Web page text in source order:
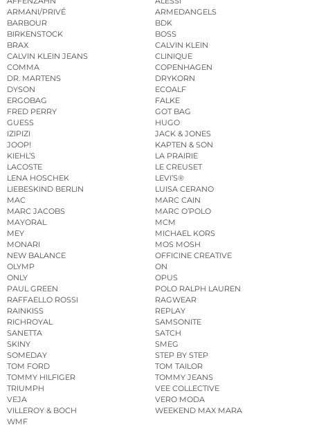
ARMANI/PRIVÉ
ARMEDANGELS
BARBOUR
BDK
BIRKENSTOCK
BOSS
BRAX
CALVIN KLEIN
CALVIN KLEIN JEANS
CLINIQUE
COMMA
COPENHAGEN
DR. MARTENS
DRYKORN
DYSON
ECOALF
ERGOBAG
FALKE
FRED PERRY
GOT BAG
GUESS
HUGO
IZIPIZI
JACK & JONES
JOOP!
KAPTEN & SON
KIEHL’S
LA PRAIRIE
LACOSTE
LE CREUSET
LENA HOSCHEK
LEVI’S®
LIEBESKIND BERLIN
LUISA CERANO
MAC
MARC CAIN
MARC JACOBS
MARC O’POLO
MAYORAL
MCM
MEY
MICHAEL KORS
MONARI
MOS MOSH
NEW BALANCE
OFFICINE CREATIVE
OLYMP
ON
ONLY
OPUS
PAUL GREEN
POLO RALPH LAUREN
RAFFAELLO ROSSI
RAGWEAR
RAINKISS
REPLAY
RICHROYAL
SAMSONITE
SANETTA
SATCH
SKINY
SMEG
SOMEDAY
STEP BY STEP
TOM FORD
TOM TAILOR
TOMMY HILFIGER
TOMMY JEANS
TRIUMPH
VEE COLLECTIVE
VEJA
VERO MODA
VILLEROY & BOCH
WEEKEND MAX MARA
WMF